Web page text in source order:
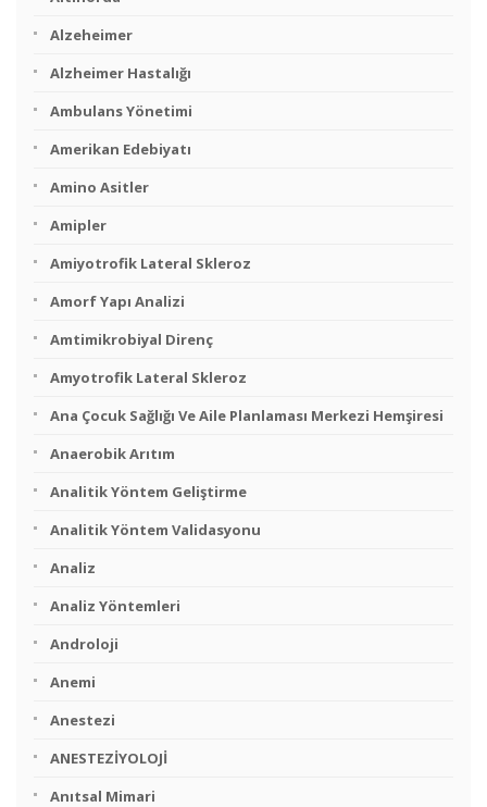
Alzeheimer
Alzheimer Hastalığı
Ambulans Yönetimi
Amerikan Edebiyatı
Amino Asitler
Amipler
Amiyotrofik Lateral Skleroz
Amorf Yapı Analizi
Amtimikrobiyal Direnç
Amyotrofik Lateral Skleroz
Ana Çocuk Sağlığı Ve Aile Planlaması Merkezi Hemşiresi
Anaerobik Arıtım
Analitik Yöntem Geliştirme
Analitik Yöntem Validasyonu
Analiz
Analiz Yöntemleri
Androloji
Anemi
Anestezi
ANESTEZİYOLOJİ
Anıtsal Mimari